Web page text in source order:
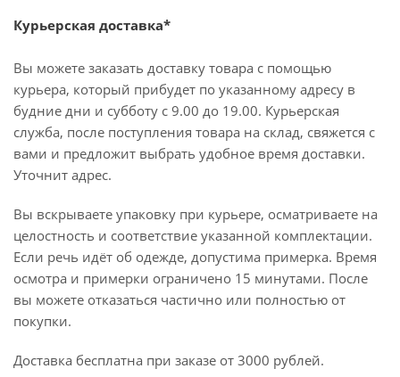
Курьерская доставка*
Вы можете заказать доставку товара с помощью
курьера, который прибудет по указанному адресу в
будние дни и субботу с 9.00 до 19.00. Курьерская
служба, после поступления товара на склад, свяжется с
вами и предложит выбрать удобное время доставки.
Уточнит адрес.
Вы вскрываете упаковку при курьере, осматриваете на
целостность и соответствие указанной комплектации.
Если речь идёт об одежде, допустима примерка. Время
осмотра и примерки ограничено 15 минутами. После
вы можете отказаться частично или полностью от
покупки.
Доставка бесплатна при заказе от 3000 рублей.